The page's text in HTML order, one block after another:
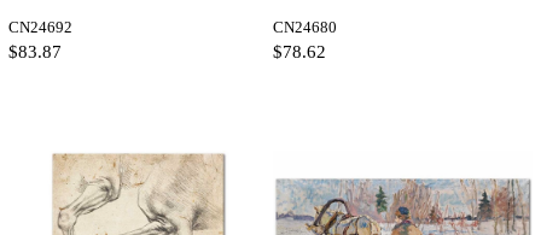
CN24692
$83.87
CN24680
$78.62